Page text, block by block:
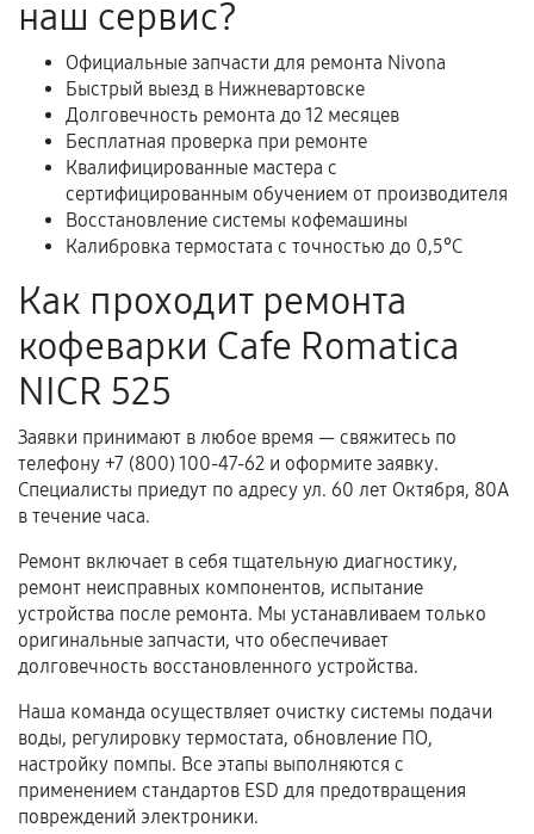
и кассовый чек.
Расширенная гарантия
В некоторых случаях возможно оформление
расширенной гарантии. Стоимость, сроки и
условия продления согласовываются отдельно и
Когда гарантия не действует
механические повреждения, попадание влаги,
перегрев, коррозия.
Самостоятельный ремонт или вмешательство
Естественный износ деталей, если иное не
предусмотрено отдельно.
Обращение после окончания гарантийного
срока.
Программные сбои, если это не указано в
отдельных условиях.
наш сервис?
Официальные запчасти для ремонта Nivona
Быстрый выезд в Нижневартовске
Долговечность ремонта до 12 месяцев
Бесплатная проверка при ремонте
Квалифицированные мастера с
сертифицированным обучением от производителя
Восстановление системы кофемашины
Калибровка термостата с точностью до 0,5°C
Как проходит ремонта
кофеварки Cafe Romatica
NICR 525
Заявки принимают в любое время — свяжитесь по
телефону +7 (800) 100-47-62 и оформите заявку.
Специалисты приедут по адресу ул. 60 лет Октября, 80А
в течение часа.
Ремонт включает в себя тщательную диагностику,
ремонт неисправных компонентов, испытание
устройства после ремонта. Мы устанавливаем только
оригинальные запчасти, что обеспечивает
долговечность восстановленного устройства.
Наша команда осуществляет очистку системы подачи
воды, регулировку термостата, обновление ПО,
настройку помпы. Все этапы выполняются с
применением стандартов ESD для предотвращения
повреждений электроники.